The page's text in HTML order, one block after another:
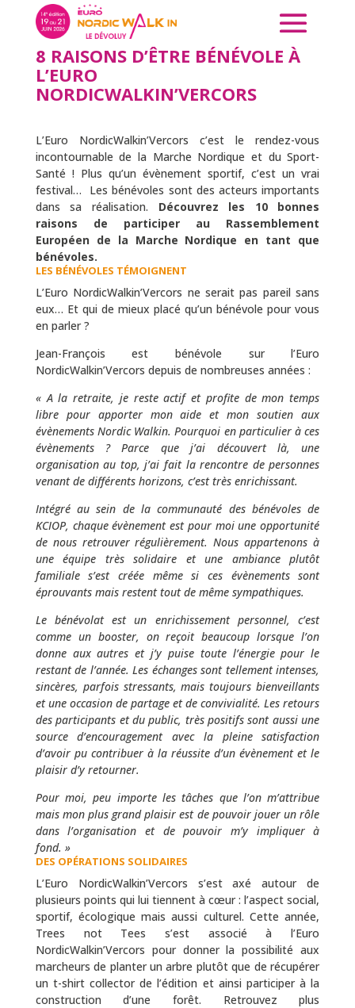
8 RAISONS D’ÊTRE BÉNÉVOLE À
L’EURO
NORDICWALKIN’VERCORS
L’Euro NordicWalkin’Vercors c’est le rendez-vous
incontournable de la Marche Nordique et du Sport-
Santé ! Plus qu’un évènement sportif, c’est un vrai
festival… Les bénévoles sont des acteurs importants
dans sa réalisation. Découvrez les 10 bonnes
raisons de participer au Rassemblement
Européen de la Marche Nordique en tant que
bénévoles.
LES BÉNÉVOLES TÉMOIGNENT
L’Euro NordicWalkin’Vercors ne serait pas pareil sans
eux… Et qui de mieux placé qu’un bénévole pour vous
en parler ?
Jean-François est bénévole sur l’Euro
NordicWalkin’Vercors depuis de nombreuses années :
«A la retraite, je reste actif et profite de mon temps
libre pour apporter mon aide et mon soutien aux
évènements Nordic Walkin. Pourquoi en particulier à ces
évènements ? Parce que j’ai découvert là, une
organisation au top, j’ai fait la rencontre de personnes
venant de différents horizons, c’est très enrichissant.
Intégré au sein de la communauté des bénévoles de
KCIOP, chaque évènement est pour moi une opportunité
de nous retrouver régulièrement. Nous appartenons à
une équipe très solidaire et une ambiance plutôt
familiale s’est créée même si ces évènements sont
éprouvants mais restent tout de même sympathiques.
Le bénévolat est un enrichissement personnel, c’est
comme un booster, on reçoit beaucoup lorsque l’on
donne aux autres et j’y puise toute l’énergie pour le
restant de l’année. Les échanges sont tellement intenses,
sincères, parfois stressants, mais toujours bienveillants
et une occasion de partage et de convivialité. Les retours
des participants et du public, très positifs sont aussi une
source d’encouragement avec la pleine satisfaction
d’avoir pu contribuer à la réussite d’un évènement et le
plaisir d’y retourner.
Pour moi, peu importe les tâches que l’on m’attribue
mais mon plus grand plaisir est de pouvoir jouer un rôle
dans l’organisation et de pouvoir m’y impliquer à
fond. »
DES OPÉRATIONS SOLIDAIRES
L’Euro NordicWalkin’Vercors s’est axé autour de
plusieurs points qui lui tiennent à cœur : l’aspect social,
sportif, écologique mais aussi culturel. Cette année,
Trees not Tees s’est associé à l’Euro
NordicWalkin’Vercors pour donner la possibilité aux
marcheurs de planter un arbre plutôt que de récupérer
un t-shirt collector de l’édition et ainsi participer à la
construction d’une forêt. Retrouvez plus